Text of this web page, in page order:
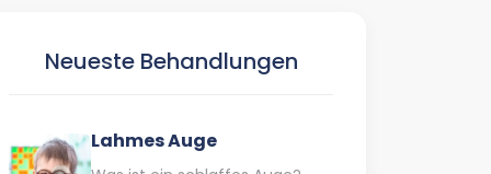
Neueste Behandlungen
Lahmes Auge